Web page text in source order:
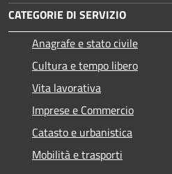
CATEGORIE DI SERVIZIO
Anagrafe e stato civile
Cultura e tempo libero
Vita lavorativa
Imprese e Commercio
Catasto e urbanistica
Mobilità e trasporti